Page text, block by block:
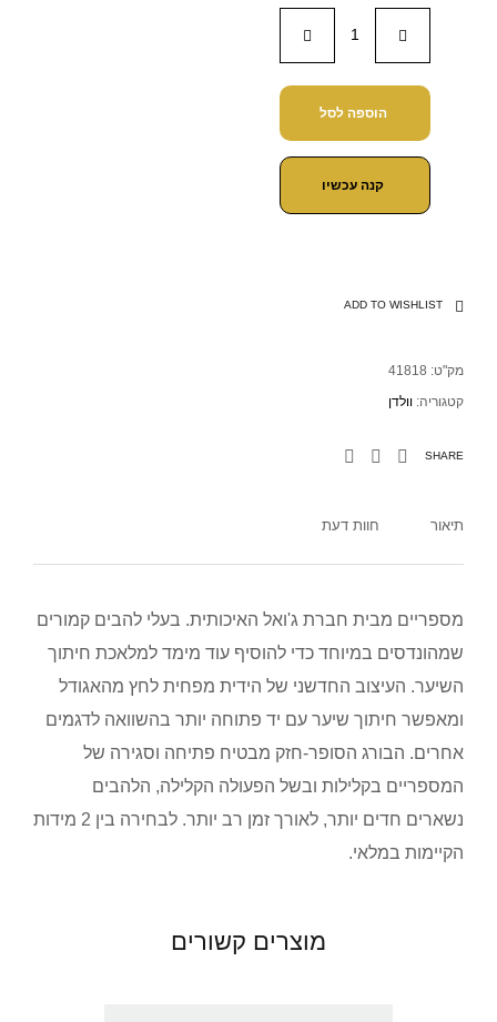
הוספה לסל
קנה עכשיו
ADD TO WISHLIST
מק"ט: 41818
קטגוריה: וולדן
SHARE
תיאור חוות דעת
מספריים מבית חברת ג'ואל האיכותית. בעלי להבים קמורים
שמהונדסים במיוחד כדי להוסיף עוד מימד למלאכת חיתוך
השיער. העיצוב החדשני של הידית מפחית לחץ מהאגודל
ומאפשר חיתוך שיער עם יד פתוחה יותר בהשוואה לדגמים
אחרים. הבורג הסופר-חזק מבטיח פתיחה וסגירה של
המספריים בקלילות ובשל הפעולה הקלילה, הלהבים
נשארים חדים יותר, לאורך זמן רב יותר. לבחירה בין 2 מידות
הקיימות במלאי.
מוצרים קשורים